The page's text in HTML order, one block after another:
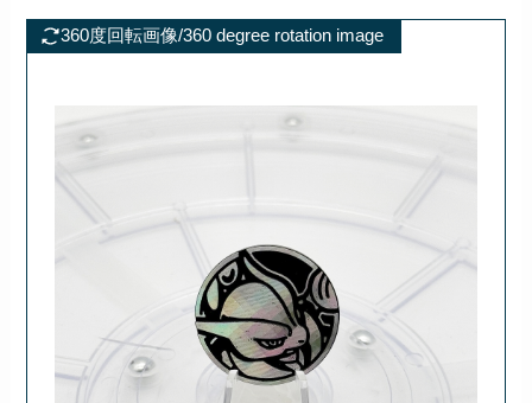
360度回転画像/360 degree rotation image